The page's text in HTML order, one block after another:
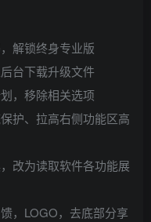
解锁终身专业版
台下载升级文件
，移除相关选项
护、拉高右侧功能区高
改为读取软件各功能展
，LOGO，去底部分享